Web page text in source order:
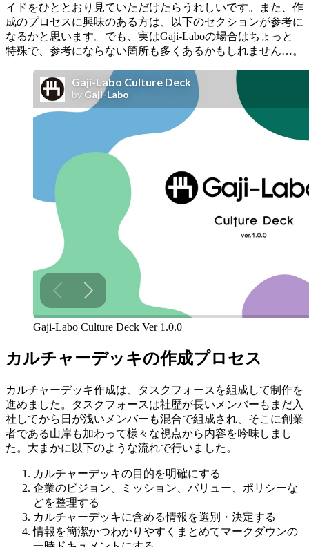
イドをひととおり見ていただけたらうれしいです。また、作
成のプロセスに興味のある方は、以下のセクションが参考に
なるかと思います。でも、実はGaji-Laboの場合はちょっと
特殊で、参考にならない箇所も多くあるかもしれません…。
Gaji-Labo Culture Deck Ver 1.0.0
カルチャーデッキの作成プロセス
カルチャーデッキ作成は、タスクフォースを組成して制作を
進めました。タスクフォースは社歴が長いメンバーもまだ入
社してから日が浅いメンバーも混合で組成され、そこに創業
者である山岸も加わって様々な視点から内容を吟味しまし
た。大まかに以下のような流れで行いました。
カルチャーデッキの目的を明確にする
企業のビジョン、ミッション、バリュー、ポリシーな
どを整理する
カルチャーデッキに含める情報を選別・決定する
情報を簡潔かつわかりやすくまとめてマークダウンの